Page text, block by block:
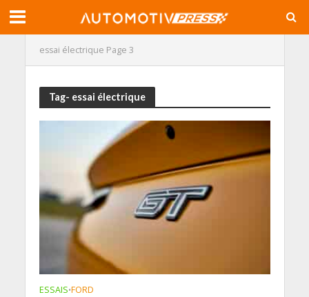
essai électrique Page 3
Tag- essai électrique
ESSAIS•FORD